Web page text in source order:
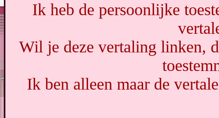
Ik heb de persoonlijke
Wil je deze vertaling linken,
Ik ben alleen maar de